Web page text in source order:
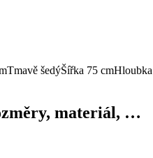
Tmavě šedýŠířka 75 cmHloubka
materiál, …